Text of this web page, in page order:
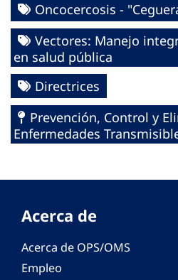
Oncocercosis -
Vectores: Manejo
en salud pública
Directrices
Prevención, Control y
Enfermedades
Acerca de
Acerca de OPS/OMS
Empleo